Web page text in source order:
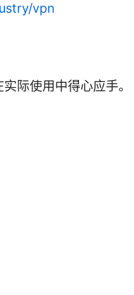
vpn
际使用中得心应手。